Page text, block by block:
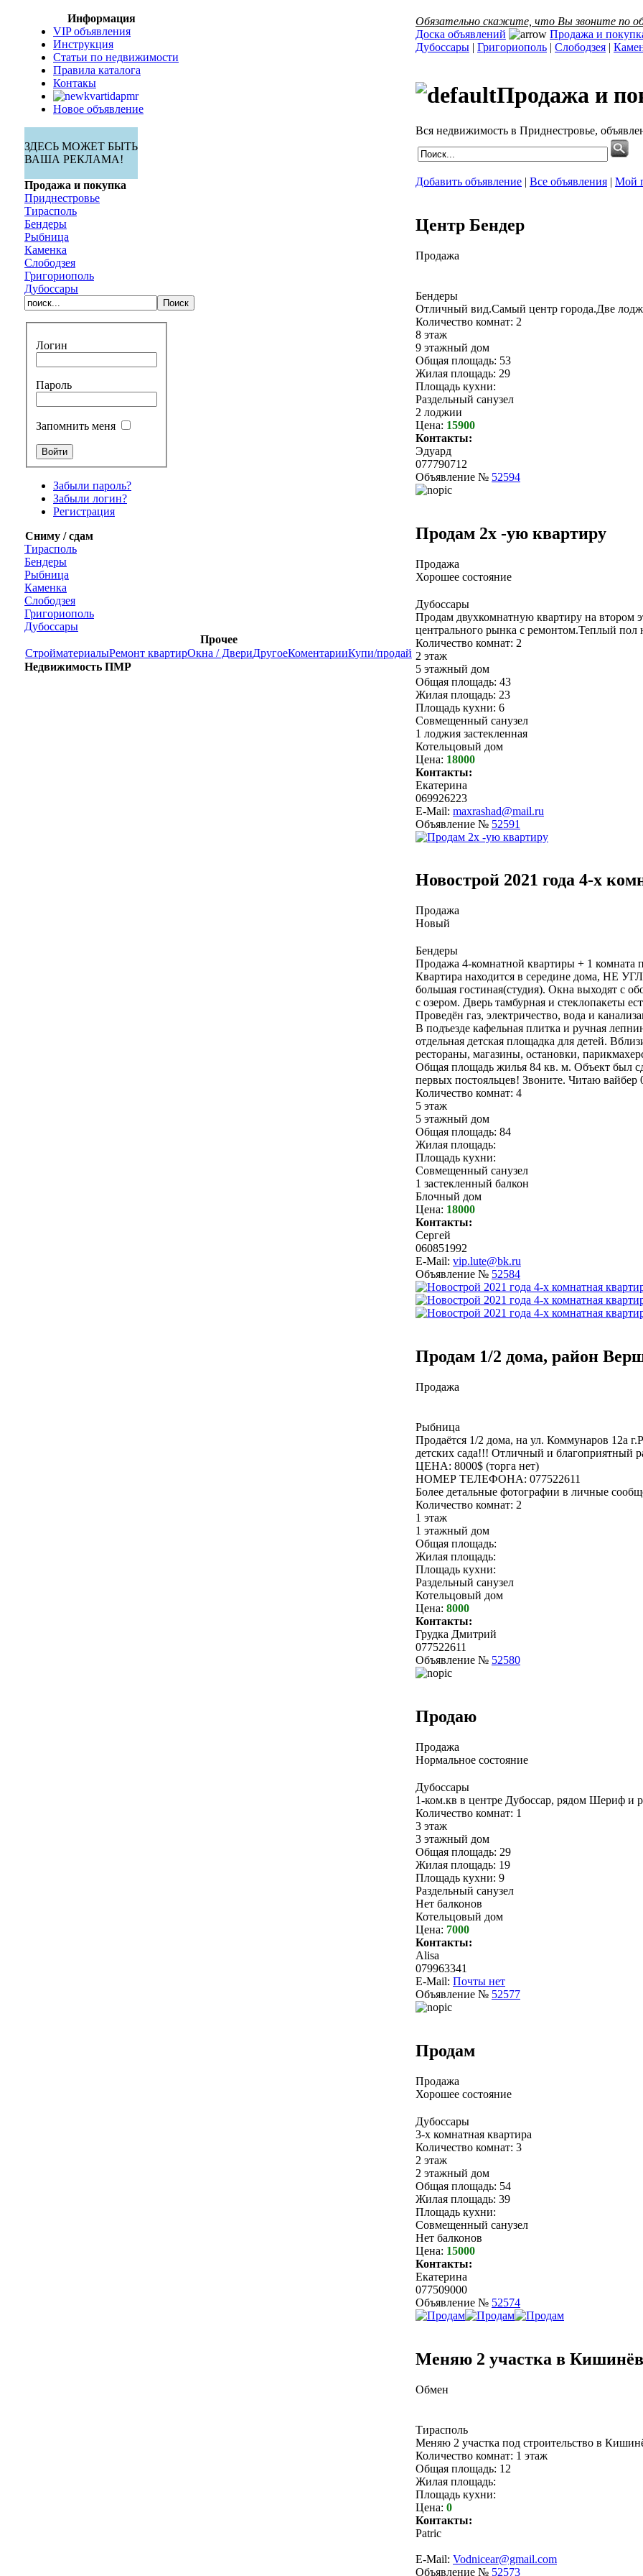
Информация
VIP объявления
Инструкция
Статьи по недвижимости
Правила каталога
Контакы
Новое объявление
ЗДЕСЬ МОЖЕТ БЫТЬ
ВАША РЕКЛАМА!
Продажа и покупка
Приднестровье
Тирасполь
Бендеры
Рыбница
Каменка
Слободзея
Григориополь
Дубоссары
Логин
Пароль
Запомнить меня
Забыли пароль?
Забыли логин?
Регистрация
Сниму / сдам
Тирасполь
Бендеры
Рыбница
Каменка
Слободзея
Григориополь
Дубоссары
Прочее
СтройматериалыРемонт квартирОкна / ДвериДругоеКоментарииКупи/продай
Недвижимость ПМР
Обязательно скажите, что Вы звоните по
Доска объявлений
Продажа и
Дубоссары | Григориополь | Слободзея |
Продажа и
Вся недвижимость в Приднестровье,
Добавить объявление | Все объявления | Мой
Центр Бендер
Продажа
Бендеры
Отличный вид.Самый центр города.Две
Количество комнат: 2
8 этаж
9 этажный дом
Общая площадь: 53
Жилая площадь: 29
Площадь кухни:
Раздельный санузел
2 лоджии
Цена: 15900
Контакты:
Эдуард
077790712
Объявление № 52594
Продам 2х -ую квартиру
Продажа
Хорошее состояние
Дубоссары
Продам двухкомнатную квартиру на втором
центрального рынка с ремонтом.Теплый пол
Количество комнат: 2
2 этаж
5 этажный дом
Общая площадь: 43
Жилая площадь: 23
Площадь кухни: 6
Совмещенный санузел
1 лоджия застекленная
Котельцовый дом
Цена: 18000
Контакты:
Екатерина
069926223
E-Mail: maxrashad@mail.ru
Объявление № 52591
Новострой 2021 года 4-х
Продажа
Новый
Бендеры
Продажа 4-комнатной квартиры + 1
Квартира находится в середине дома, НЕ
большая гостиная(студия). Окна выходят с
с озером. Дверь тамбурная и стеклопакеты
Проведён газ, электричество, вода и
В подъезде кафельная плитка и ручная
отдельная детская площадка для детей.
рестораны, магазины, остановки,
Общая площадь жилья 84 кв. м. Объект был
первых постояльцев! Звоните. Читаю вайбер
Количество комнат: 4
5 этаж
5 этажный дом
Общая площадь: 84
Жилая площадь:
Площадь кухни:
Совмещенный санузел
1 застекленный балкон
Блочный дом
Цена: 18000
Контакты:
Сергей
060851992
E-Mail: vip.lute@bk.ru
Объявление № 52584
Продам 1/2 дома, район
Продажа
Рыбница
Продаётся 1/2 дома, на ул. Коммунаров 12а
детских сада!!! Отличный и благоприятный
ЦЕНА: 8000$ (торга нет)
НОМЕР ТЕЛЕФОНА: 077522611
Более детальные фотографии в личные
Количество комнат: 2
1 этаж
1 этажный дом
Общая площадь:
Жилая площадь:
Площадь кухни:
Раздельный санузел
Котельцовый дом
Цена: 8000
Контакты:
Грудка Дмитрий
077522611
Объявление № 52580
Продаю
Продажа
Нормальное состояние
Дубоссары
1-ком.кв в центре Дубоссар, рядом Шериф и
Количество комнат: 1
3 этаж
3 этажный дом
Общая площадь: 29
Жилая площадь: 19
Площадь кухни: 9
Раздельный санузел
Нет балконов
Котельцовый дом
Цена: 7000
Контакты:
Alisa
079963341
E-Mail: Почты нет
Объявление № 52577
Продам
Продажа
Хорошее состояние
Дубоссары
3-х комнатная квартира
Количество комнат: 3
2 этаж
2 этажный дом
Общая площадь: 54
Жилая площадь: 39
Площадь кухни:
Совмещенный санузел
Нет балконов
Цена: 15000
Контакты:
Екатерина
077509000
Объявление № 52574
Меняю 2 участка в
Обмен
Тирасполь
Меняю 2 участка под строительство в
Количество комнат: 1 этаж
Общая площадь: 12
Жилая площадь:
Площадь кухни:
Цена: 0
Контакты:
Patric
E-Mail: Vodnicear@gmail.com
Объявление № 52573